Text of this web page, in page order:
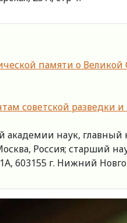
памяти о Великой
советской разведки
наук,
Россия; старший
603155 г. Нижний